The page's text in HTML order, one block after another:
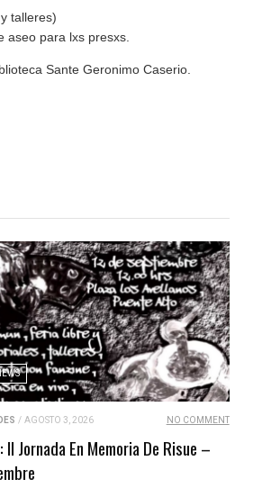
talleres)
aseo para lxs presxs.
Sante Geronimo Caserio.
/ AGOSTO 3, 2026 NO COMMENT
Jornada En Memoria De Risue –